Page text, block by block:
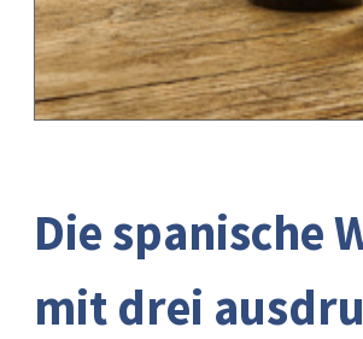
Die spanische
mit drei